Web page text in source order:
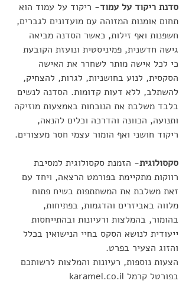
סדנת ריקוד על עמוד- ריקוד על עמוד הוא
תחום אומנות המזוהה עם מועדונים לגברים,
חשפנות ואף זילות, כאשר הסדנה מביאה
גישה חדשנית, פמיניסטית ונועזת הקובעת
כי לכל אישה מותר לשחרר את האישה
הסקסית, לנוע בחושניות, לגרות, להצחיק,
להשתלב, ללא דעות קדומות. הסדנה לנשים
בלבד משלבת את הנוכחות באמצעות מוזיקה
ותנועה, הכוונה והדרכה וכלים להנאה,
ריקוד חושני ואף הומור עצמי חסר מעצורים.
סקסולוגית- הזמנת סקסולוגית למסיבת
רווקות מתקיימת בפורמט הרצאה, ויחד עם
זאת משלבת את המשתתפות בשיח פתוח
מלווה באביזרים והדגמות, בפתיחות,
בהומור, בהמלצות ורעיונות ובהתייחסות
ייעודית לנושא הסקס בחיי הנישואין בכלל
והזוג הצעיר בפרט.
הצעות נוספות, רעיונות והמלצות לרשותכם
בפורטל קרמל karamel.co.il